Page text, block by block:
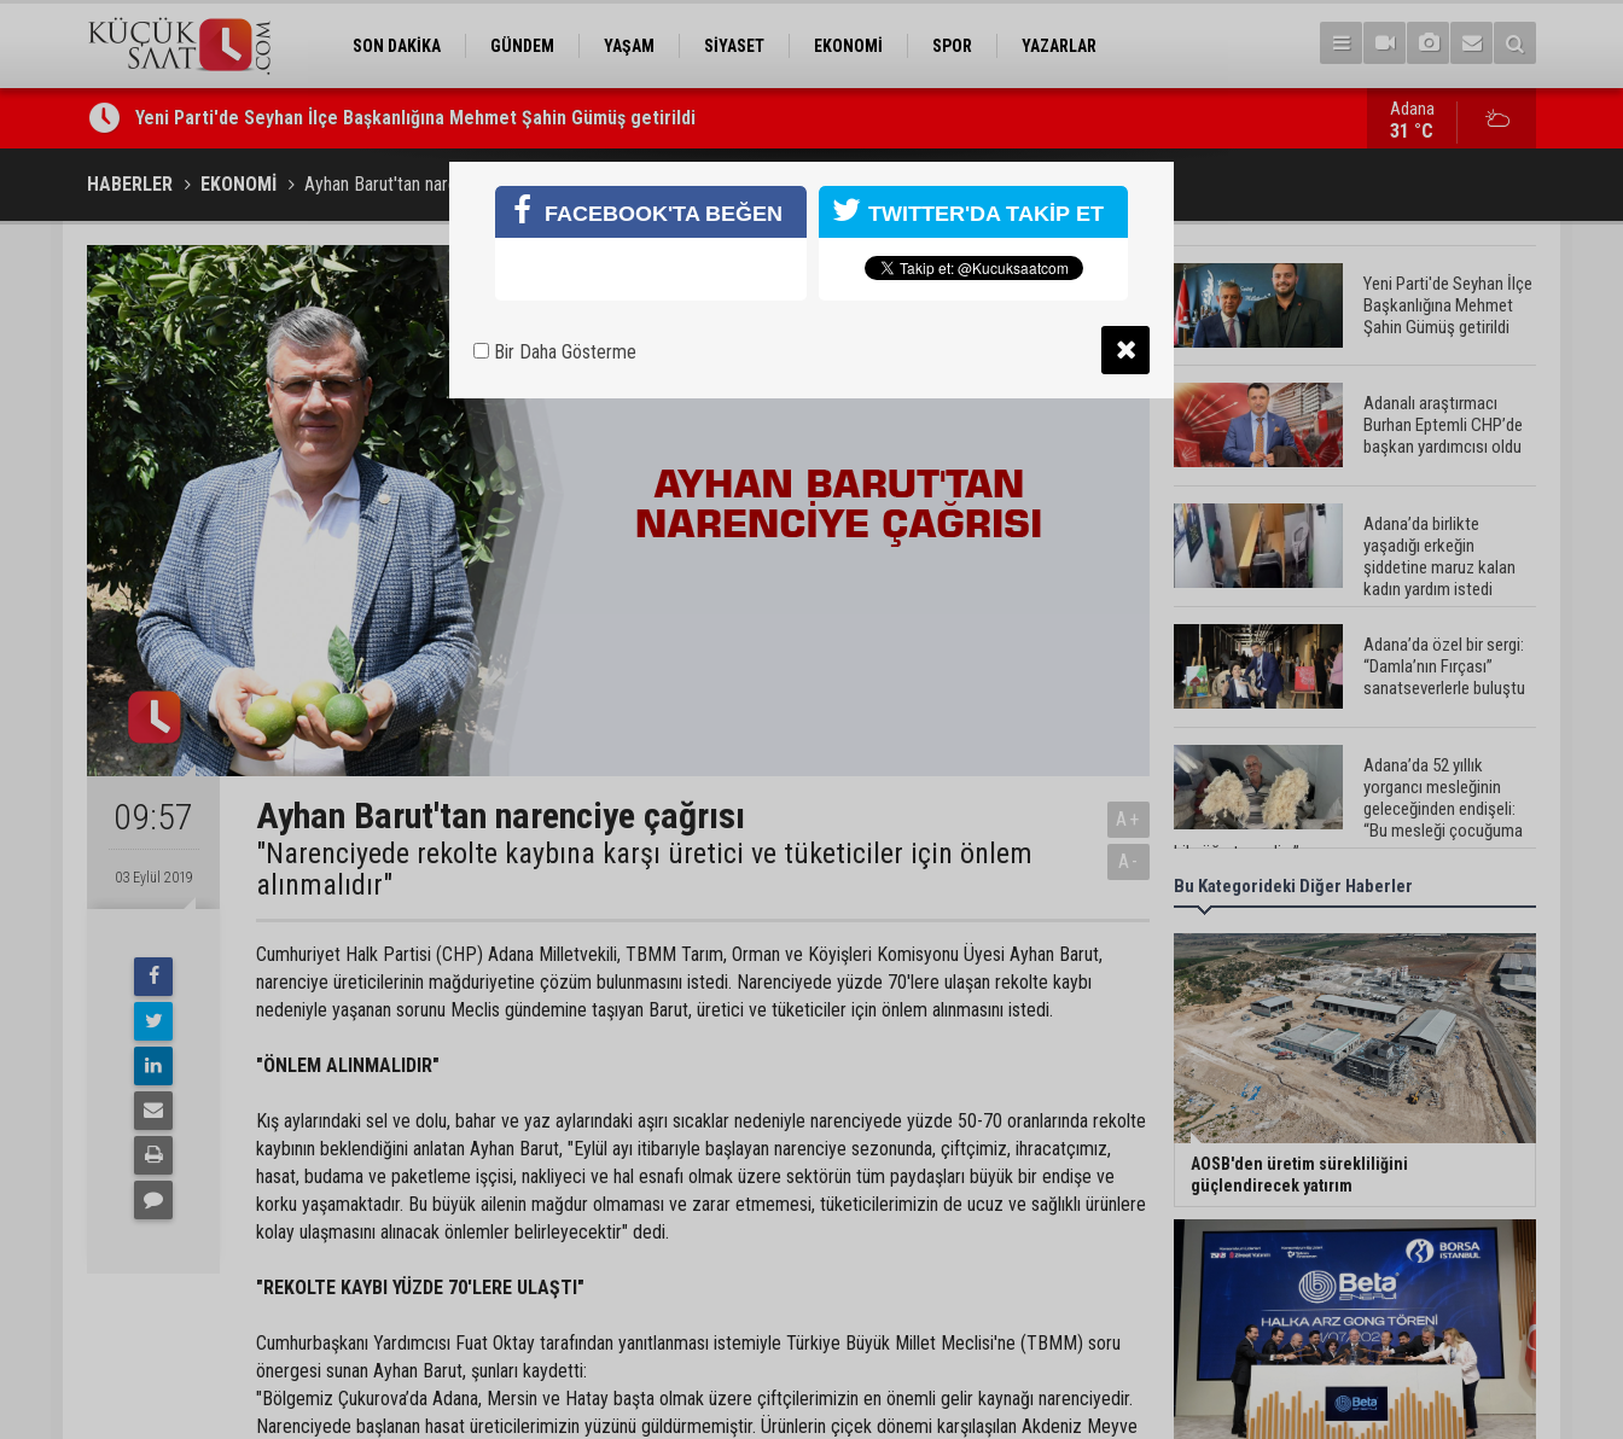
SON DAKİKA GÜNDEM YAŞAM SİYASET EKONOMİ SPOR YAZARLAR
Yeni Parti'de Seyhan İlçe Başkanlığına Mehmet Şahin Gümüş getirildi
Adanalı araştırmacı Burhan Eptemli CHP’de başkan yardımcısı oldu
Adana’da birlikte yaşadığı erkeğin şiddetine maruz kalan kadın
Adana
31 °C
HABERLER EKONOMİ Ayhan Barut'tan narenciye çağrısı
09:57
03 Eylül 2019
Ayhan Barut'tan narenciye çağrısı
"Narenciyede rekolte kaybına karşı üretici ve tüketiciler için önlem
alınmalıdır"
A+
A-
Cumhuriyet Halk Partisi (CHP) Adana Milletvekili, TBMM Tarım, Orman ve Köyişleri Komisyonu Üyesi Ayhan Barut,
narenciye üreticilerinin mağduriyetine çözüm bulunmasını istedi. Narenciyede yüzde 70'lere ulaşan rekolte kaybı
nedeniyle yaşanan sorunu Meclis gündemine taşıyan Barut, üretici ve tüketiciler için önlem alınmasını istedi.
"ÖNLEM ALINMALIDIR"
Kış aylarındaki sel ve dolu, bahar ve yaz aylarındaki aşırı sıcaklar nedeniyle narenciyede yüzde 50-70 oranlarında rekolte
kaybının beklendiğini anlatan Ayhan Barut, "Eylül ayı itibarıyle başlayan narenciye sezonunda, çiftçimiz, ihracatçımız,
hasat, budama ve paketleme işçisi, nakliyeci ve hal esnafı olmak üzere sektörün tüm paydaşları büyük bir endişe ve
korku yaşamaktadır. Bu büyük ailenin mağdur olmaması ve zarar etmemesi, tüketicilerimizin de ucuz ve sağlıklı ürünlere
kolay ulaşmasını alınacak önlemler belirleyecektir" dedi.
"REKOLTE KAYBI YÜZDE 70'LERE ULAŞTI"
Cumhurbaşkanı Yardımcısı Fuat Oktay tarafından yanıtlanması istemiyle Türkiye Büyük Millet Meclisi'ne (TBMM) soru
önergesi sunan Ayhan Barut, şunları kaydetti:
"Bölgemiz Çukurova’da Adana, Mersin ve Hatay başta olmak üzere çiftçilerimizin en önemli gelir kaynağı narenciyedir.
Narenciyede başlanan hasat üreticilerimizin yüzünü güldürmemiştir. Ürünlerin çiçek dönemi karşılaşılan Akdeniz Meyve
Yeni Parti'de Seyhan İlçe
Başkanlığına Mehmet
Şahin Gümüş getirildi
Adanalı araştırmacı
Burhan Eptemli CHP’de
başkan yardımcısı oldu
Adana’da birlikte
yaşadığı erkeğin
şiddetine maruz kalan
kadın yardım istedi
Adana’da özel bir sergi:
“Damla’nın Fırçası”
sanatseverlerle buluştu
Adana’da 52 yıllık
yorgancı mesleğinin
geleceğinden endişeli:
“Bu mesleği çocuğuma
bile öğretemedim”
Adana’da Huzur ve
Güven uygulaması: 62
aranan şahıs yakalandı
Adana’da kahvehaneye
silahlı saldırı: 3 kişi
yaralandı
Çukurova
Üniversitesi’nde Ar-Ge
ve sanayi iş birliği
Seyhan’da gıda
işletmelerine sıkı
denetim
Adana dahil 30 ilde DEAŞ
operasyonu: 104 şüpheli
yakalandı
Bu Kategorideki Diğer Haberler
⁠AOSB'den üretim sürekliliğini
güçlendirecek yatırım
FACEBOOK'TA BEĞEN TWITTER'DA TAKİP ET
Bir Daha Gösterme